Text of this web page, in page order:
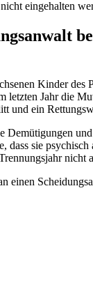
Kinder des
letzten Jahr die
und ein
Demütigungen
sie psychisch
nicht
einen